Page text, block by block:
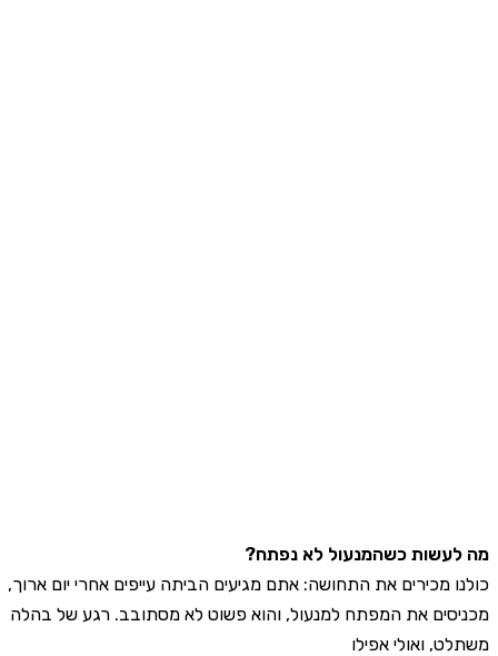
כשהמנעול לא נפתח?
מכירים את התחושה: אתם מגיעים הביתה עייפים אחרי יום ארוך,
את המפתח למנעול, והוא פשוט לא מסתובב. רגע של בהלה
ואולי אפילו